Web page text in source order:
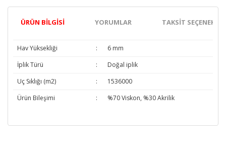
ÜRÜN BILGISI YORUMLAR TAKSIT
Hav Yüksekliği :
6 mm
İplik Türü
:
Doğal iplik
Uç Sıklığı (m2)
:
1536000
Ürün Bileşimi
: %70 Viskon, %30 Akrilik